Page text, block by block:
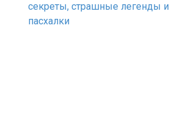
секреты, страшные легенды и
пасхалки